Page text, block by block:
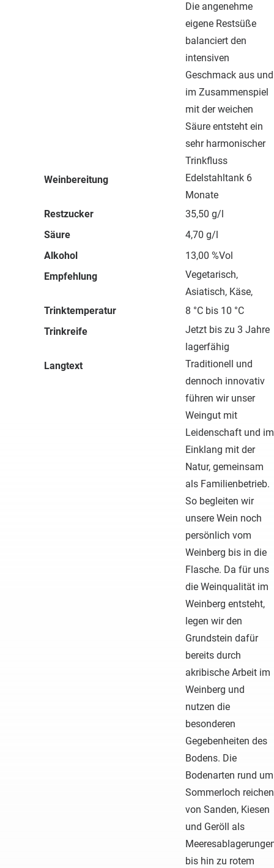
Die angenehme
eigene Restsüße
balanciert den
intensiven
Geschmack aus und
im Zusammenspiel
mit der weichen
Säure entsteht ein
sehr harmonischer
Trinkfluss
Weinbereitung
Edelstahltank 6
Monate
Restzucker
35,50 g/l
Säure
4,70 g/l
Alkohol
13,00 %Vol
Empfehlung
Vegetarisch,
Asiatisch, Käse,
Trinktemperatur
8 °C bis 10 °C
Trinkreife
Jetzt bis zu 3 Jahre
lagerfähig
Langtext
Traditionell und
dennoch innovativ
führen wir unser
Weingut mit
Leidenschaft und im
Einklang mit der
Natur, gemeinsam
als Familienbetrieb.
So begleiten wir
unsere Wein noch
persönlich vom
Weinberg bis in die
Flasche. Da für uns
die Weinqualität im
Weinberg entsteht,
legen wir den
Grundstein dafür
bereits durch
akribische Arbeit im
Weinberg und
nutzen die
besonderen
Gegebenheiten des
Bodens. Die
Bodenarten rund um
Sommerloch reichen
von Sanden, Kiesen
und Geröll als
bis hin zu rotem